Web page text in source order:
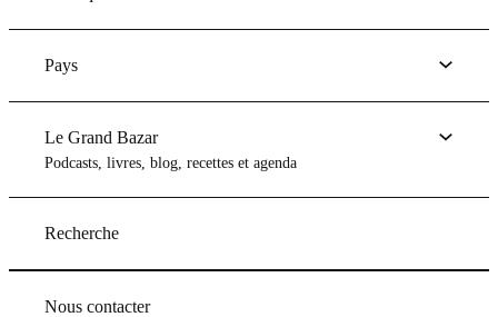
Pays
Le Grand Bazar
Podcasts, livres, blog, recettes et agenda
Recherche
Nous contacter